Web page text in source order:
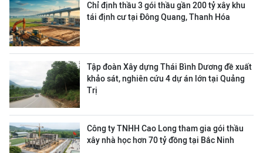
Chỉ định thầu 3 gói thầu gần 200 tỷ xây khu
tái định cư tại Đông Quang, Thanh Hóa
Tập đoàn Xây dựng Thái Bình Dương đề xuất
khảo sát, nghiên cứu 4 dự án lớn tại Quảng
Trị
Công ty TNHH Cao Long tham gia gói thầu
xây nhà học hơn 70 tỷ đồng tại Bắc Ninh